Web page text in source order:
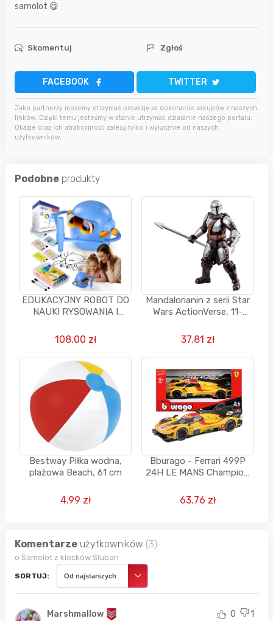
samolot 😋
Skomentuj Zgłoś
FACEBOOK TWITTER
Jako partnerzy możemy otrzymać prowizję za dokonanie zakupów z naszych
linków. Dzięki temu jesteśmy w stanie utrzymać działanie naszego portalu.
Okazje oraz ich atrakcyjność zależą tylko i wyłącznie od naszych
użytkowników.
Podobne produkty
EDUKACYJNY ROBOT DO
NAUKI RYSOWANIA I
100 KART FISZKI
108.00 zł
Mandalorianin z serii Star
Wars ActionVerse, 11-
37.81 zł
Bestway Piłka wodna,
plażowa Beach, 61 cm
4.99 zł
Bburago - Ferrari 499P
24H LE MANS Champion
63.76 zł
Komentarze użytkowników (3)
o Samolot z klocków Sluban
SORTUJ: Od najstarszych
Marshmallow 0 1